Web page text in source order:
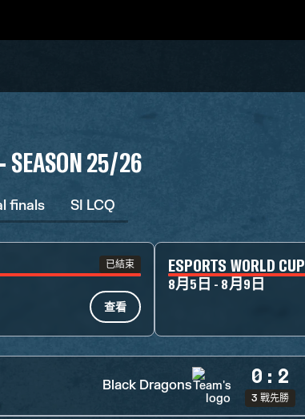
SEASON 25/26
finals SI LCQ
已結束
查看
ESPORTS WORLD CUP
8月5日 - 8月9日
Black Dragons 0 : 2
3 戰先勝